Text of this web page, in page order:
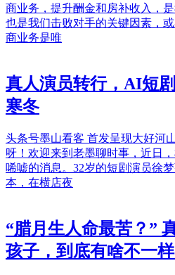
商业务，提升酬金和房补收入，
也是我们击败对手的关键因素，
商业务是唯
真人演员转行，AI短
寒冬
头条号墨山看客 首发呈现大好河
呀！欢迎来到老墨聊时事，近日
唏嘘的消息。32岁的短剧演员徐
本，在横店夜
“腊月生人命最苦？”
孩子，到底有啥不一样